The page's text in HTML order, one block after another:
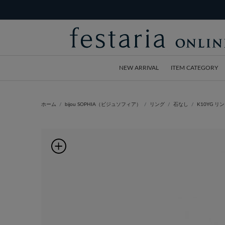
NEW ARRIVAL ITEM CATEGORY
ホーム bijou SOPHIA（ビジュソフィア） リング 石なし K10YG リ